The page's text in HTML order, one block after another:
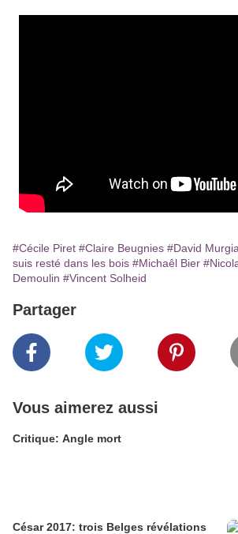
#Cécile Piret #Claire Beugnies #David Murgia
suis resté dans les bois #Michaêl Bier
Demoulin #Vincent Solheid
Partager
Vous aimerez aussi
Critique: Angle mort
César 2017: trois Belges révélations